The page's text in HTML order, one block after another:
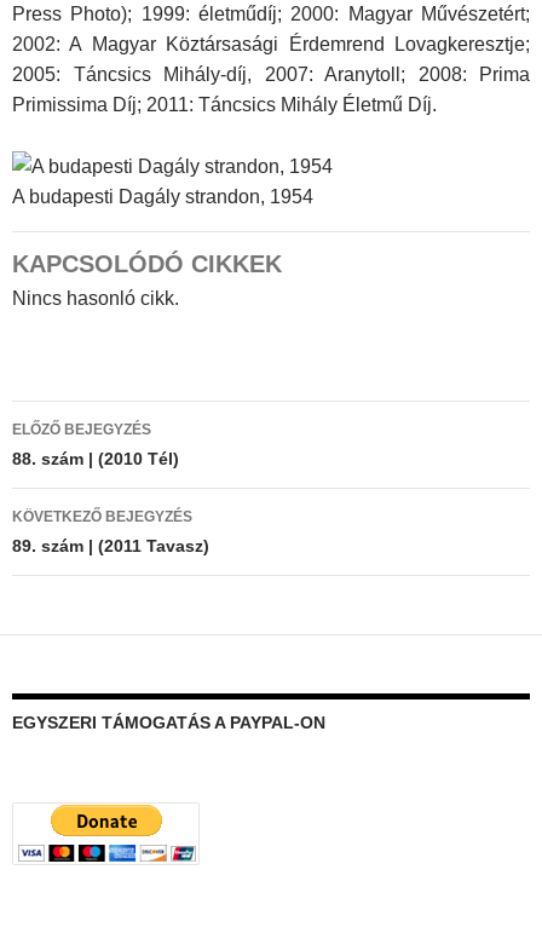
Press Photo); 1999: életműdíj; 2000: Magyar Művészetért;
2002: A Magyar Köztársasági Érdemrend Lovagkeresztje;
2005: Táncsics Mihály-díj, 2007: Aranytoll; 2008: Prima
Primissima Díj; 2011: Táncsics Mihály Életmű Díj.
A budapesti Dagály strandon, 1954
KAPCSOLÓDÓ CIKKEK
Nincs hasonló cikk.
Bejegyzés
navigáció
ELŐZŐ BEJEGYZÉS
88. szám | (2010 Tél)
KÖVETKEZŐ BEJEGYZÉS
89. szám | (2011 Tavasz)
EGYSZERI TÁMOGATÁS A PAYPAL-ON